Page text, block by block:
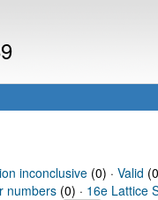
inconclusive(0) · Valid
numbers (0) · 16e Lattice